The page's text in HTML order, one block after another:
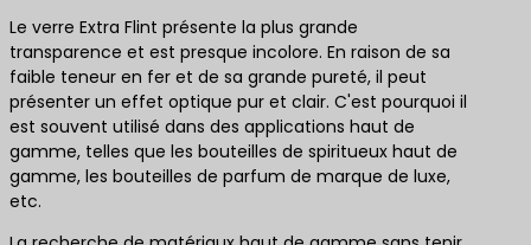
Le verre Extra Flint présente la plus grande
transparence et est presque incolore. En raison de sa
faible teneur en fer et de sa grande pureté, il peut
présenter un effet optique pur et clair. C'est pourquoi il
est souvent utilisé dans des applications haut de
gamme, telles que les bouteilles de spiritueux haut de
gamme, les bouteilles de parfum de marque de luxe,
etc.